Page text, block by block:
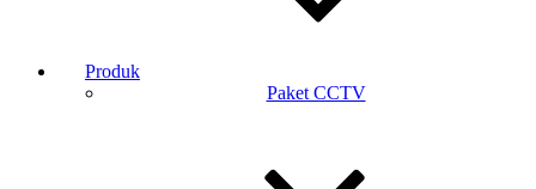
Produk
Paket CCTV